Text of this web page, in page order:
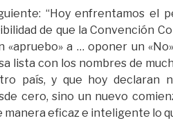
“Hoy enfrentamos el
de que la Convención
«apruebo» a … oponer un
lista con los nombres de
país, y que hoy declaran
cero, sino un nuevo
eficaz e inteligente lo